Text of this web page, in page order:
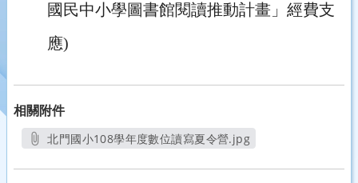
國民中小學圖書館閱讀推動計畫」經費支
應)
相關附件
北門國小108學年度數位讀寫夏令營.jpg